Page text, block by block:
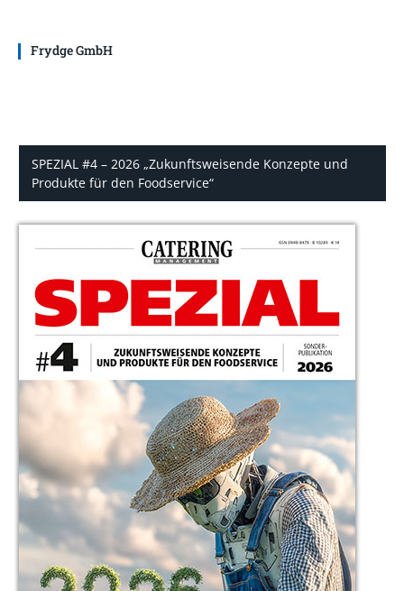
Frydge GmbH
SPEZIAL #4 – 2026 „Zukunftsweisende Konzepte und
Produkte für den Foodservice“